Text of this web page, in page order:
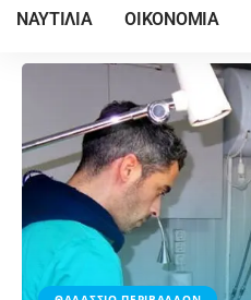
ΝΑΥΤΙΛΙΑ ΟΙΚΟΝΟΜΙΑ